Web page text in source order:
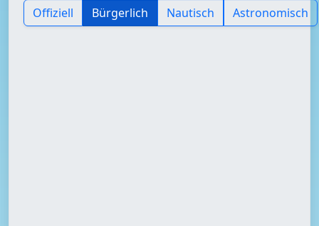
Offiziell Bürgerlich Nautisch Astronomisch